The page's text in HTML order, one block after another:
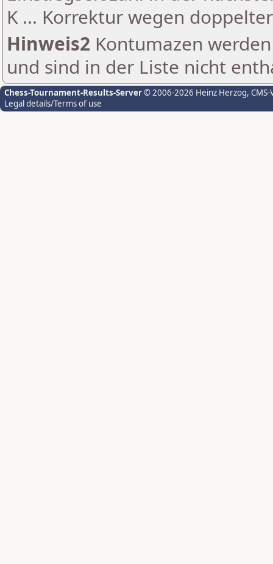
K ... Korrektur wegen
Hinweis2 Kontumazen
und sind in der Liste nicht
Chess-Tournament-Results-Server© 2006-2026 Heinz Herzog,
Legal details/Terms of use